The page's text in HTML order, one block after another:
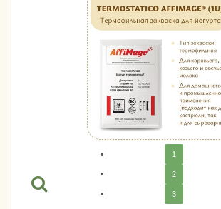
1
2
3